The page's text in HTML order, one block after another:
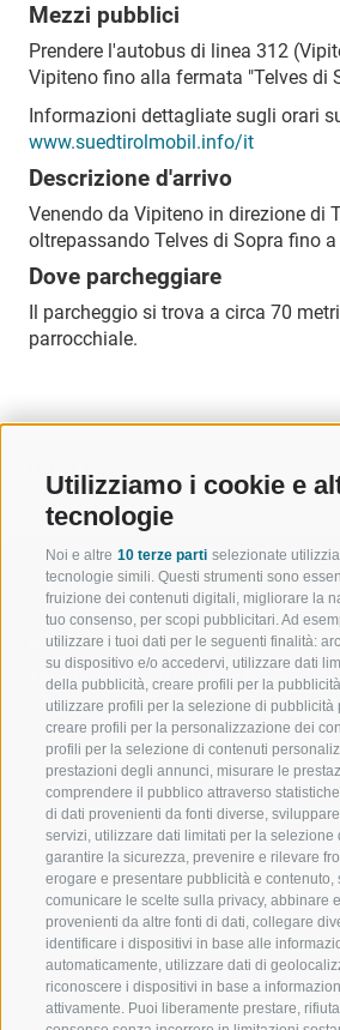
Utilizziamo i cookie e
tecnologie
Noi e altre 10 terze parti selezionate
tecnologie simili. Questi strumenti sono
fruizione dei contenuti digitali, migliorare la
tuo consenso, per scopi pubblicitari. Ad
utilizzare i tuoi dati per le seguenti finalità:
su dispositivo e/o accedervi, utilizzare dati
della pubblicità, creare profili per la
utilizzare profili per la selezione di pubblicità
creare profili per la personalizzazione dei
profili per la selezione di contenuti
prestazioni degli annunci, misurare le
comprendere il pubblico attraverso
di dati provenienti da fonti diverse,
servizi, utilizzare dati limitati per la selezione
garantire la sicurezza, prevenire e rilevare
erogare e presentare pubblicità e contenuto,
comunicare le scelte sulla privacy, abbinare
provenienti da altre fonti di dati, collegare
identificare i dispositivi in base alle
automaticamente, utilizzare dati di
riconoscere i dispositivi in base a
attivamente. Puoi liberamente prestare,
Mezzi pubblici
Prendere l'autobus di linea 312
Vipiteno fino alla fermata "Telves di
Informazioni dettagliate sugli orari
www.suedtirolmobil.info/it
Descrizione d'arrivo
Venendo da Vipiteno in direzione di
oltrepassando Telves di Sopra fino
Dove parcheggiare
Il parcheggio si trova a circa 70
parrocchiale.
BENVENUTI NELLA
TURISTICA DI RACINES
VAL GIOVO
VAL RACINES
VAL RIDANNA
IMPIANTI DI RISALITA
SCUOLA DI SCI RACINES
LUISL'S SKI SCHOOL A RACINES